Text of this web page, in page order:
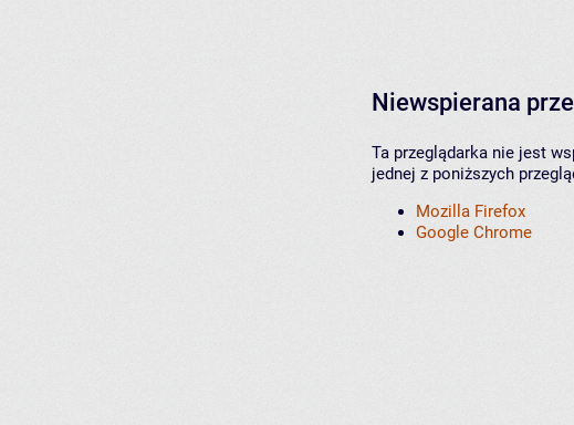
Niewspierana
Ta przeglądarka nie jest
jednej z poniższych
Mozilla Firefox
Google Chrome